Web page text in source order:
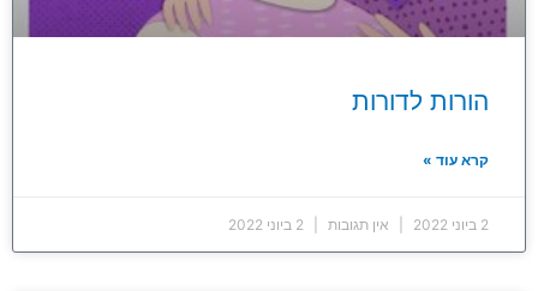
הורות לדורות
קרא עוד »
2 ביוני 2022 אין תגובות 2 ביוני 2022